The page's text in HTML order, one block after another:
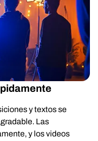
y textos se
Las
y los videos